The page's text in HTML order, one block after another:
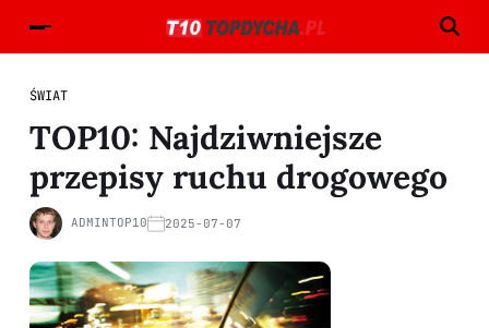
ŚWIAT
TOP10: Najdziwniejsze
przepisy ruchu drogowego
ADMINTOP10 2025-07-07